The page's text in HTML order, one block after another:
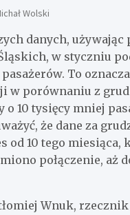
Wolski
danych, używając
w styczniu
pasażerów. To
w porównaniu z
o 10 tysięcy mniej
że dane za
od 10 tego miesiąca,
połączenie, aż
Wnuk,